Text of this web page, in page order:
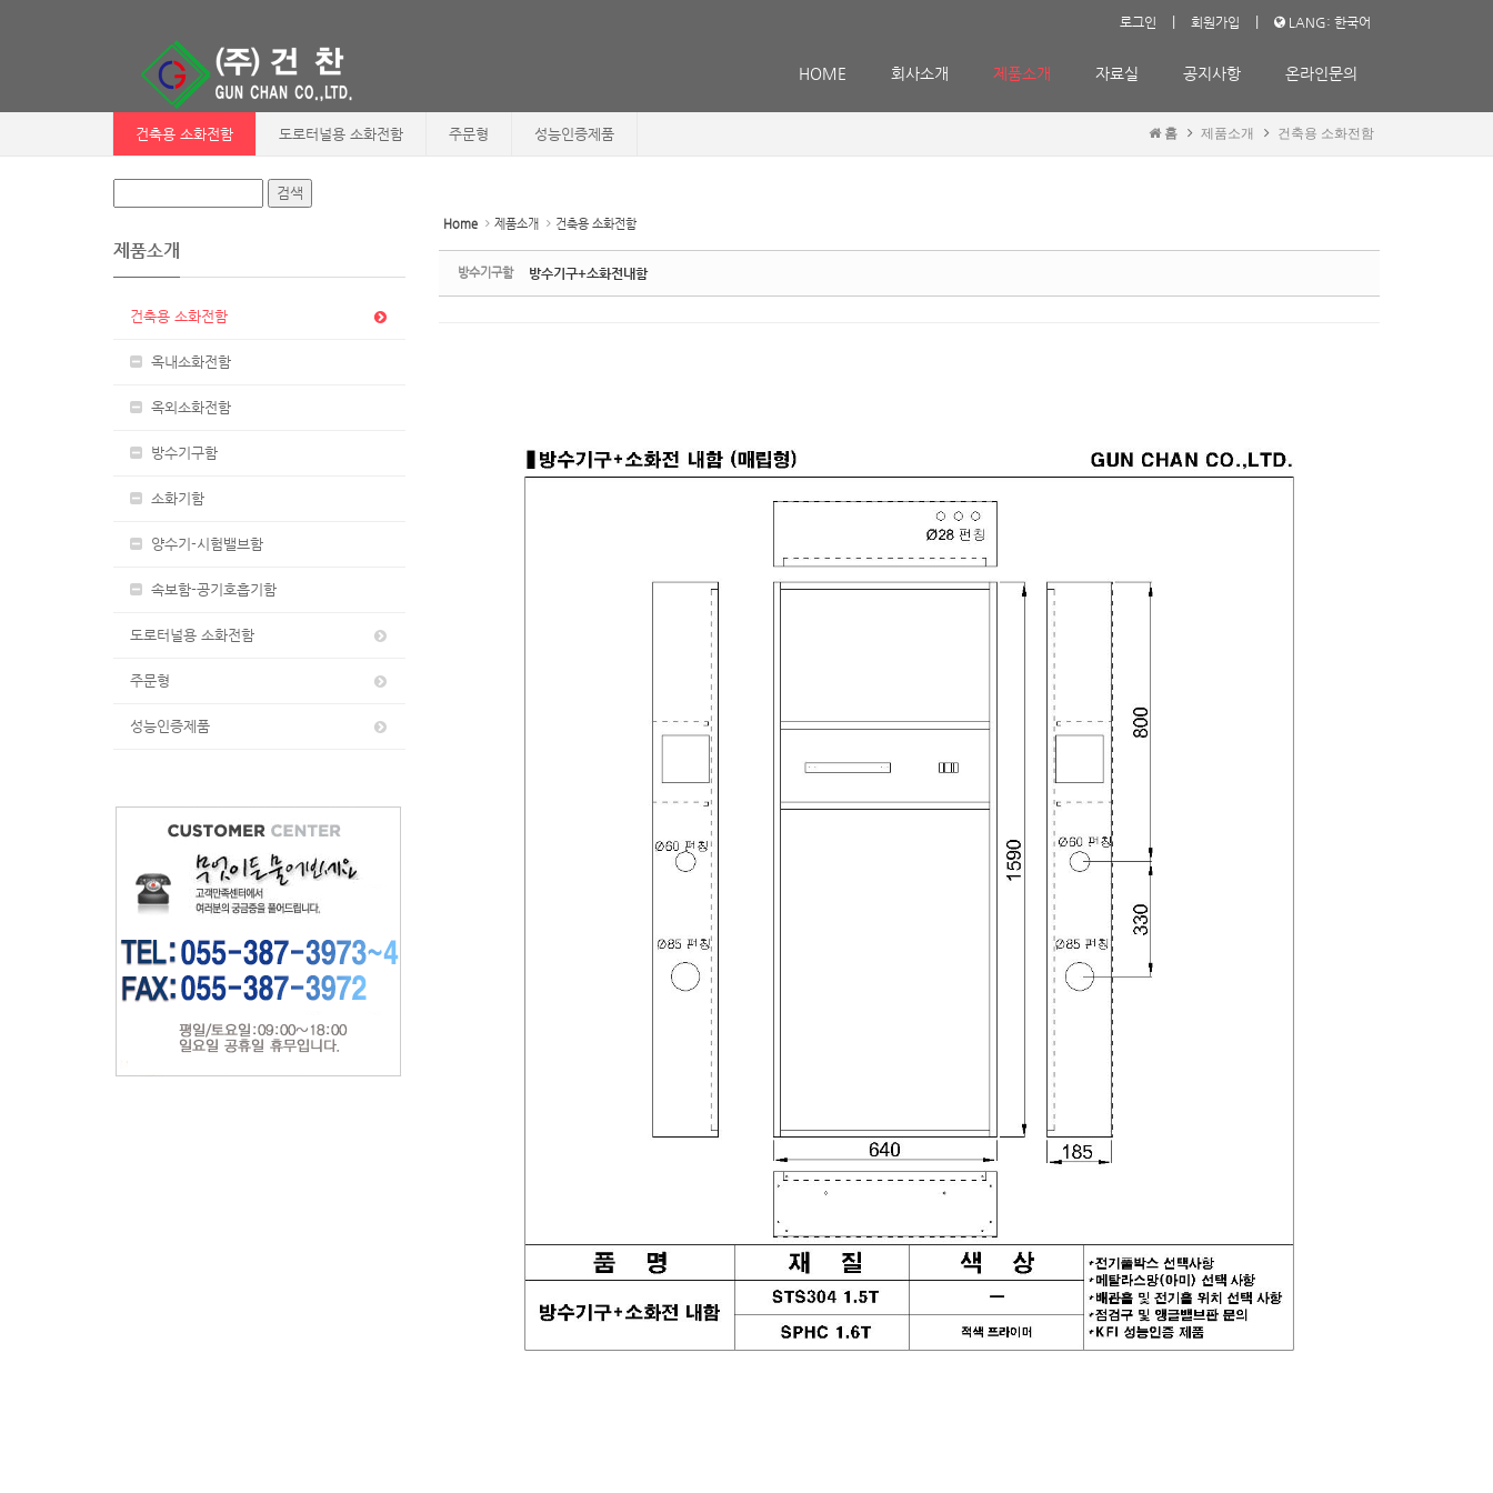
로그인 회원가입 LANG: 한국어
HOME 회사소개 제품소개 자료실 공지사항 온라인문의
건축용 소화전함 도로터널용 소화전함 주문형 성능인증제품 홈 제품소개 건축용 소화전함
제품소개
건축용 소화전함
옥내소화전함
옥외소화전함
방수기구함
소화기함
양수기-시험밸브함
속보함-공기호흡기함
도로터널용 소화전함
주문형
성능인증제품
Home 제품소개 건축용 소화전함
방수기구함 방수기구+소화전내함